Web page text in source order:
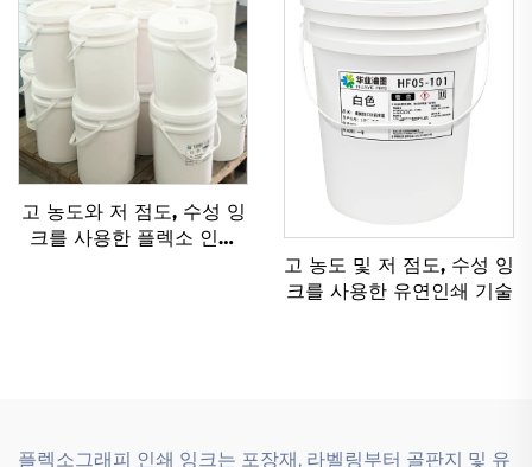
고 농도와 저 점도, 수성 잉
크를 사용한 플렉소 인쇄
고 농도 및 저 점도, 수성 잉
크를 사용한 유연인쇄 기술
플렉소그래피 인쇄 잉크는 포장재, 라벨링부터 골판지 및 유